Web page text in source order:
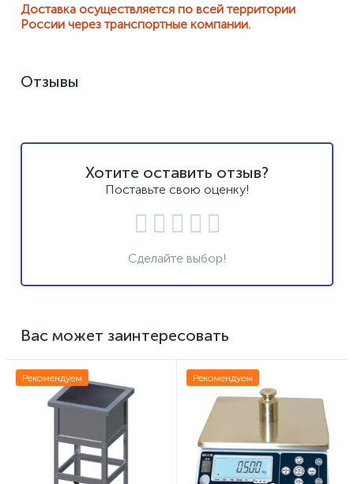
Доставка осуществляется по всей территории
России через транспортные компании.
Отзывы
Хотите оставить отзыв?
Поставьте свою оценку!
Сделайте выбор!
Вас может заинтересовать
Рекомендуем Рекомендуем